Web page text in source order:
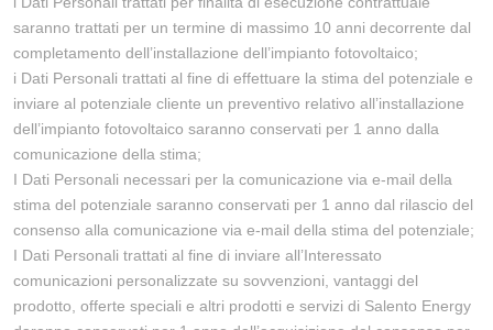
saranno trattati per un termine di massimo 10 anni decorrente dal
completamento dell’installazione dell’impianto fotovoltaico;
i Dati Personali trattati al fine di effettuare la stima del potenziale e
inviare al potenziale cliente un preventivo relativo all’installazione
dell’impianto fotovoltaico saranno conservati per 1 anno dalla
comunicazione della stima;
I Dati Personali necessari per la comunicazione via e-mail della
stima del potenziale saranno conservati per 1 anno dal rilascio del
consenso alla comunicazione via e-mail della stima del potenziale;
I Dati Personali trattati al fine di inviare all’Interessato
comunicazioni personalizzate su sovvenzioni, vantaggi del
prodotto, offerte speciali e altri prodotti e servizi di Salento Energy